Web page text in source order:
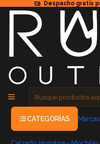
Despacho gratis
CATEGORÍAS Marcas